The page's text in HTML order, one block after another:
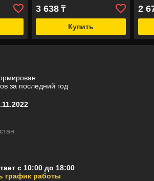
3 638₸
Купить
2
за последний год
с 10:00 до 18:00
график работы